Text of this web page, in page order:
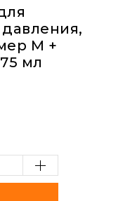
M +
мл